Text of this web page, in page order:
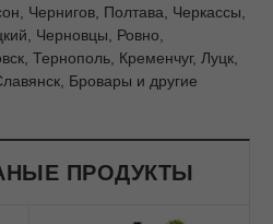
Чернигов, Полтава, Черкассы,
Черновцы, Ровно,
Тернополь, Кременчуг, Луцк,
Бровары и другие
ПРОДУКТЫ